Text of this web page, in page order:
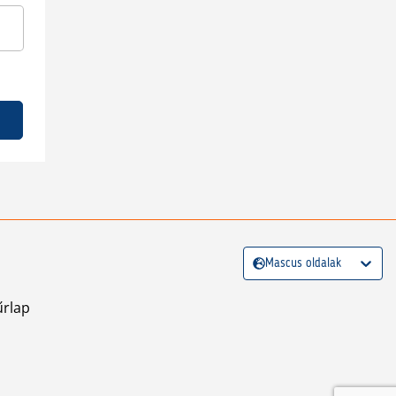
Mascus oldalak